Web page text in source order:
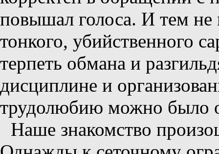
повышал голоса. И тем не
тонкого, убийственного
терпеть обмана и
дисциплине и
трудолюбию можно было
Наше знакомство